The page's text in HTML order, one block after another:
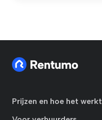
Prijzen en hoe het werkt